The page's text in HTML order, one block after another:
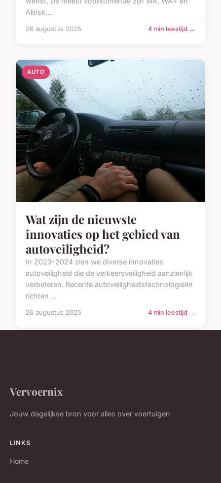
Allrisk....
26 augustus 2025 4 min leestijd →
AUTO
Wat zijn de nieuwste
innovaties op het gebied van
autoveiligheid?
In 2023-2024 zien we diverse innovaties
autoveiligheid die de verkeersveiligheid aanzienlijk
verbeteren. Recente autoveiligheidstechnologieën
richten ...
26 augustus 2025 4 min leestijd →
Vervoernix
Jouw dagelijkse bron voor alles over voertuigen
LINKS
Home